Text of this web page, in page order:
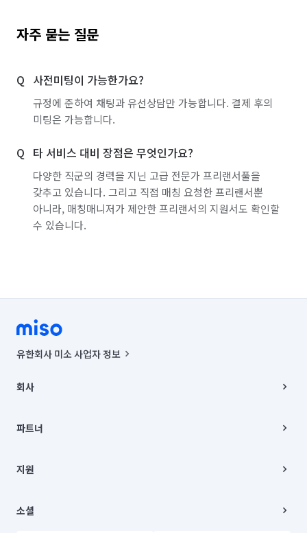
자주 묻는 질문
사전미팅이 가능한가요?
규정에 준하여 채팅과 유선상담만 가능합니다. 결제 후의
미팅은 가능합니다.
타 서비스 대비 장점은 무엇인가요?
다양한 직군의 경력을 지닌 고급 전문가 프리랜서풀을
갖추고 있습니다. 그리고 직접 매칭 요청한 프리랜서뿐
아니라, 매칭매니저가 제안한 프리랜서의 지원서도 확인할
수 있습니다.
유한회사 미소 사업자 정보
00019 |
주소 | 본사: 서울특별시 종로구 율곡로 6(중학동, 트윈트리빌딩) B동 5층
컨택센터 : 서울특별시 종로구 수송동 율곡로 24, 7층, 8층 미소
상품, 상품정보, 거래에 관한 의무와 책임은 거래당사자에게 있습니다.
언론 보도 관련 문의:
© 유한회사 미소. Miso, Inc. All Rights Reserved.
회사
채용
파트너
이사
지원
이용약관
소셜